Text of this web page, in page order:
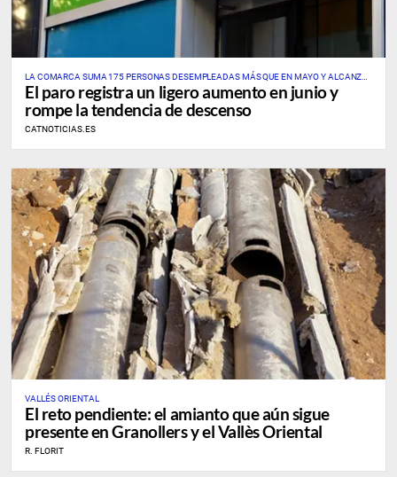
LA COMARCA SUMA 175 PERSONAS DESEMPLEADAS MÁS QUE EN MAYO Y ALCANZA
UNA TASA PROVISIONAL DEL 7,69%
El paro registra un ligero aumento en junio y
rompe la tendencia de descenso
CATNOTICIAS.ES
VALLÉS ORIENTAL
El reto pendiente: el amianto que aún sigue
presente en Granollers y el Vallès Oriental
R. FLORIT